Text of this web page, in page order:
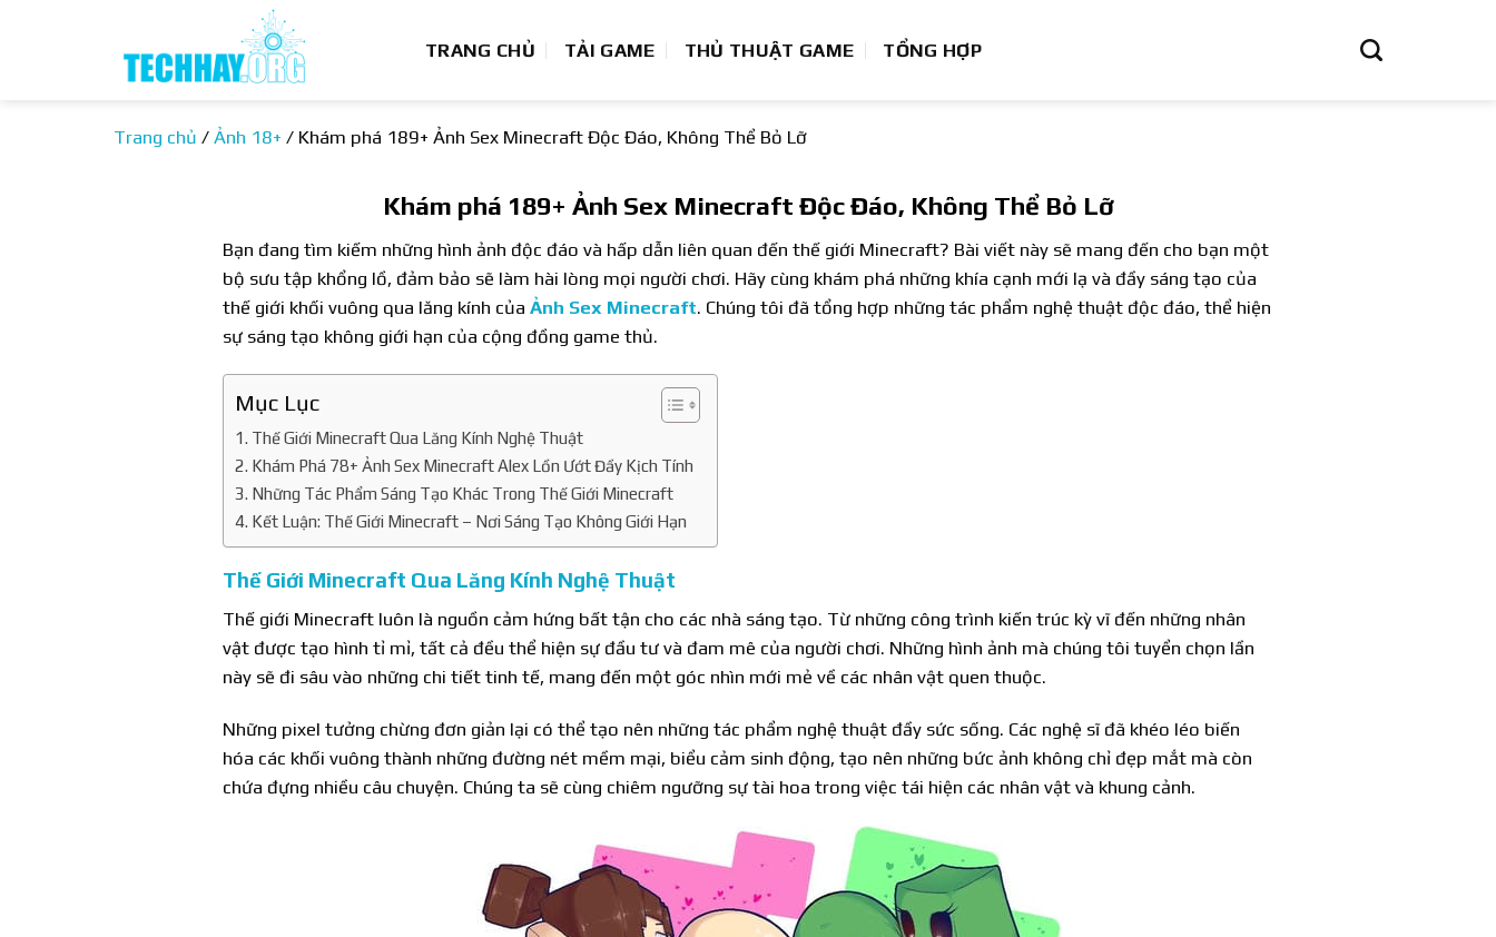
TRANG CHỦ TẢI GAME THỦ THUẬT GAME TỔNG HỢP
Trang chủ / Ảnh 18+ / Khám phá 189+ Ảnh Sex Minecraft Độc Đáo, Không Thể Bỏ Lỡ
Khám phá 189+ Ảnh Sex Minecraft Độc Đáo, Không Thể Bỏ Lỡ
Bạn đang tìm kiếm những hình ảnh độc đáo và hấp dẫn liên quan đến thế giới Minecraft? Bài viết này sẽ mang đến cho bạn một
bộ sưu tập khổng lồ, đảm bảo sẽ làm hài lòng mọi người chơi. Hãy cùng khám phá những khía cạnh mới lạ và đầy sáng tạo của
thế giới khối vuông qua lăng kính của Ảnh Sex Minecraft. Chúng tôi đã tổng hợp những tác phẩm nghệ thuật độc đáo, thể hiện
sự sáng tạo không giới hạn của cộng đồng game thủ.
Mục Lục
Thế Giới Minecraft Qua Lăng Kính Nghệ Thuật
Khám Phá 78+ Ảnh Sex Minecraft Alex Lồn Ướt Đầy Kịch Tính
Những Tác Phẩm Sáng Tạo Khác Trong Thế Giới Minecraft
Kết Luận: Thế Giới Minecraft – Nơi Sáng Tạo Không Giới Hạn
Thế Giới Minecraft Qua Lăng Kính Nghệ Thuật
Thế giới Minecraft luôn là nguồn cảm hứng bất tận cho các nhà sáng tạo. Từ những công trình kiến trúc kỳ vĩ đến những nhân
vật được tạo hình tỉ mỉ, tất cả đều thể hiện sự đầu tư và đam mê của người chơi. Những hình ảnh mà chúng tôi tuyển chọn lần
này sẽ đi sâu vào những chi tiết tinh tế, mang đến một góc nhìn mới mẻ về các nhân vật quen thuộc.
Những pixel tưởng chừng đơn giản lại có thể tạo nên những tác phẩm nghệ thuật đầy sức sống. Các nghệ sĩ đã khéo léo biến
hóa các khối vuông thành những đường nét mềm mại, biểu cảm sinh động, tạo nên những bức ảnh không chỉ đẹp mắt mà còn
chứa đựng nhiều câu chuyện. Chúng ta sẽ cùng chiêm ngưỡng sự tài hoa trong việc tái hiện các nhân vật và khung cảnh.